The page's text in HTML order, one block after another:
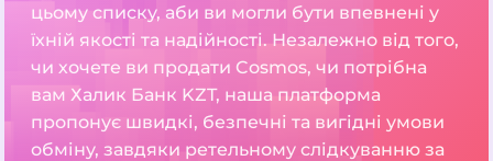
цьому списку, аби ви могли бути впевнені у
їхній якості та надійності. Незалежно від того,
чи хочете ви продати Cosmos, чи потрібна
вам Халик Банк KZT, наша платформа
пропонує швидкі, безпечні та вигідні умови
обміну, завдяки ретельному слідкуванню за